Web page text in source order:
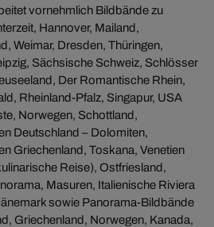
vornehmlich Bildbände zu
Hannover, Mailand,
Weimar, Dresden, Thüringen,
Sächsische Schweiz, Schlösser
Der Romantische Rhein,
Rheinland-Pfalz, Singapur, USA
Norwegen, Schottland,
Deutschland – Dolomiten,
Griechenland, Toskana, Venetien
Reise), Ostfriesland,
Masuren, Italienische Riviera
sowie Panorama-Bildbände
Griechenland, Norwegen, Kanada,